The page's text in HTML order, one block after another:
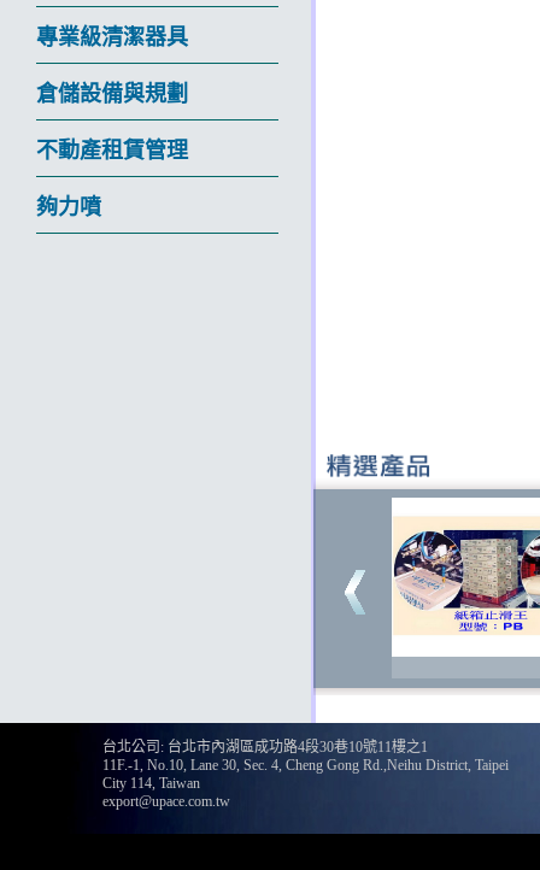
專業級清潔器具
倉儲設備與規劃
不動產租賃管理
夠力噴
台北公司: 台北市內湖區成功路4段30巷10號11樓之1
11F.-1, No.10, Lane 30, Sec. 4, Cheng Gong Rd.,Neihu District, Taipei
City 114, Taiwan
export@upace.com.tw